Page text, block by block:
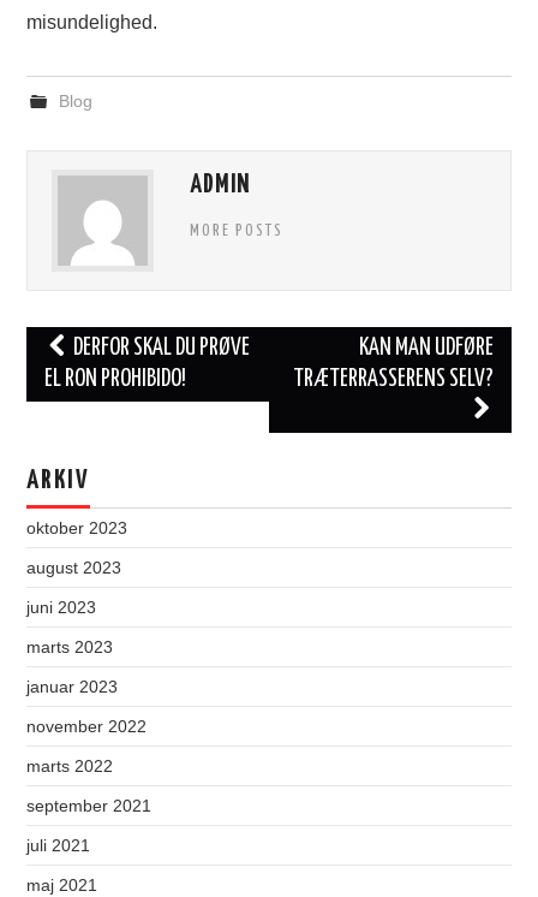
misundelighed.
Blog
ADMIN
MORE POSTS
Post
navigation
DERFOR SKAL DU PRØVE
EL RON PROHIBIDO!
KAN MAN UDFØRE
TRÆTERRASSERENS SELV?
ARKIV
oktober 2023
august 2023
juni 2023
marts 2023
januar 2023
november 2022
marts 2022
september 2021
juli 2021
maj 2021